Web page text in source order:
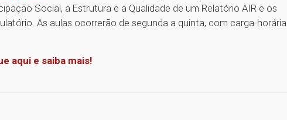
Social, a Estrutura e a Qualidade de um Relatório AIR e os
As aulas ocorrerão de segunda a quinta, com carga-horária
aqui e saiba mais!
1